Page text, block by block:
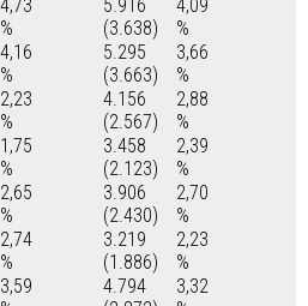
4,73
%
5.916
(3.638)
4,09
%
4,16
%
5.295
(3.663)
3,66
%
2,23
%
4.156
(2.567)
2,88
%
1,75
%
3.458
(2.123)
2,39
%
2,65
%
3.906
(2.430)
2,70
%
2,74
%
3.219
(1.886)
2,23
%
3,59
4.794
3,32